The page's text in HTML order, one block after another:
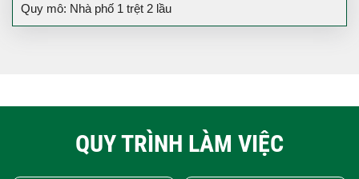
Quy mô: Nhà phố 1 trệt 2 lầu
QUY TRÌNH LÀM VIỆC